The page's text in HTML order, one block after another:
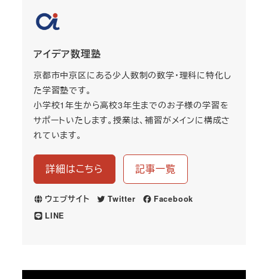
アイデア数理塾
京都市中京区にある少人数制の数学・理科に特化し
た学習塾です。
小学校1年生から高校3年生までのお子様の学習を
サポートいたします。授業は、補習がメインに構成さ
れています。
詳細はこちら 記事一覧
ウェブサイト Twitter
Facebook
LINE